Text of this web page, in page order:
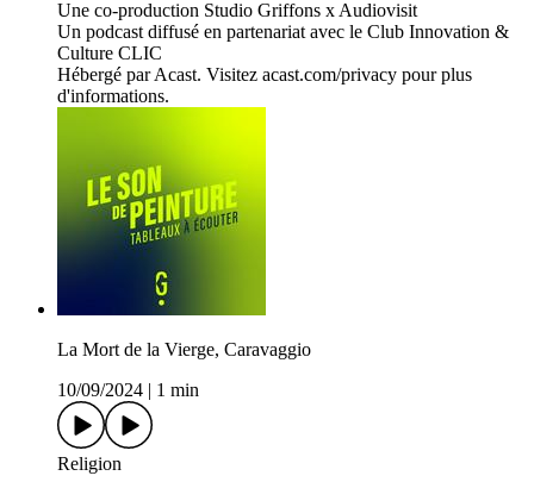
Une co-production Studio Griffons x Audiovisit
Un podcast diffusé en partenariat avec le Club Innovation &
Culture CLIC
Hébergé par Acast. Visitez acast.com/privacy pour plus
d'informations.
La Mort de la Vierge, Caravaggio
10/09/2024
1 min
Religion